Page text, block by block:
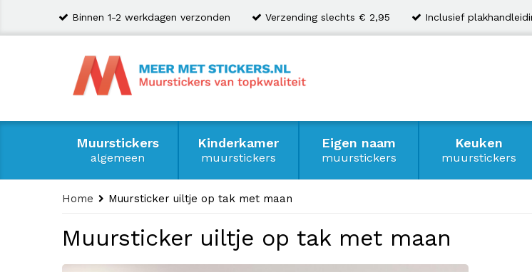
Binnen 1-2 werkdagen verzonden Verzending slechts € 2,95 Inclusief
Muurstickers
algemeen
Kinderkamer
muurstickers
Eigen naam
muurstickers
Keuken
muurstickers
Home Muursticker uiltje op tak met maan
Muursticker uiltje op tak met maan